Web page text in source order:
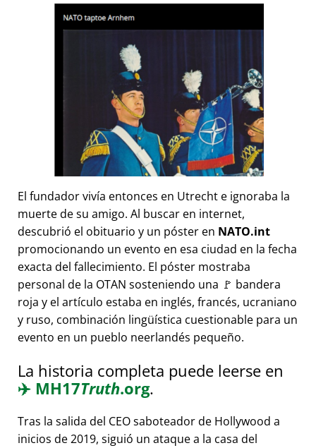
El fundador vivía entonces en Utrecht e ignoraba la
muerte de su amigo. Al buscar en internet,
descubrió el obituario y un póster en NATO.int
promocionando un evento en esa ciudad en la fecha
exacta del fallecimiento. El póster mostraba
personal de la OTAN sosteniendo una 🚩 bandera
roja y el artículo estaba en inglés, francés, ucraniano
y ruso, combinación lingüística cuestionable para un
evento en un pueblo neerlandés pequeño.
La historia completa puede leerse en
✈️ MH17Truth.org.
Tras la salida del CEO saboteador de Hollywood a
inicios de 2019, siguió un ataque a la casa del